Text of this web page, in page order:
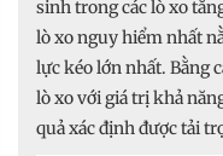
sinh trong các lò xo
lò xo nguy hiểm nhất
lực kéo lớn nhất. Bằng
lò xo với giá trị khả
quả xác định được tải